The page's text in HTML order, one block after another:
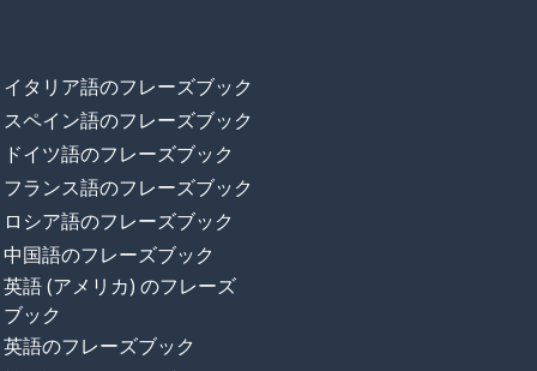
イタリア語のフレーズブック
スペイン語のフレーズブック
ドイツ語のフレーズブック
フランス語のフレーズブック
ロシア語のフレーズブック
中国語のフレーズブック
英語 (アメリカ) のフレーズ
ブック
英語のフレーズブック